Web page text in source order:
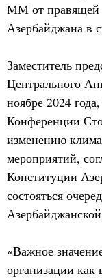
ММ от правящей
Азербайджана в
Заместитель
Центрального
ноябре 2024
Конференции
изменению
мероприятий,
Конституции
состояться
«Важное
организации